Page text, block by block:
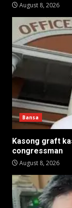
August 8, 2026
Bansa
Kasong graft
congressman
August 8, 2026